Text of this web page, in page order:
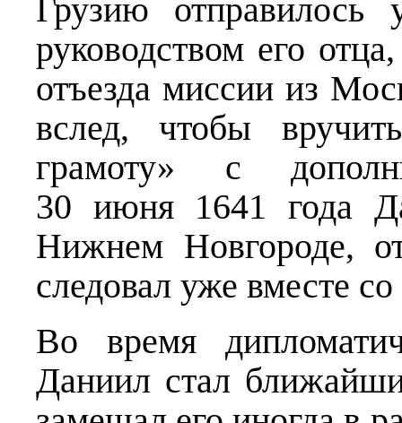
Грузию отправилось
руководством его
отъезда миссии из
вслед, чтобы
грамоту» с
30 июня 1641 года
Нижнем Новгороде,
следовал уже вместе
Во время
Даниил стал